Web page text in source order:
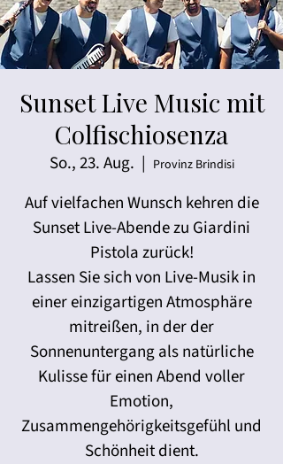
Sunset Live Music mit
Colfischiosenza
So., 23. Aug.
  |
Provinz Brindisi
Auf vielfachen Wunsch kehren die
Sunset Live-Abende zu Giardini
Pistola zurück!
Lassen Sie sich von Live-Musik in
einer einzigartigen Atmosphäre
mitreißen, in der der
Sonnenuntergang als natürliche
Kulisse für einen Abend voller
Emotion,
Zusammengehörigkeitsgefühl und
Schönheit dient.